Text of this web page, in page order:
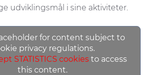
udviklingsmål i sine aktiviteter.
for content subject to
privacy regulations.
STATISTICS cookiesto access
this content.